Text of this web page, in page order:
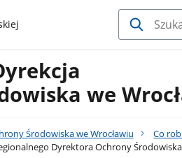
we
Środowiska we Wrocławiu Co
Dyrektora Ochrony